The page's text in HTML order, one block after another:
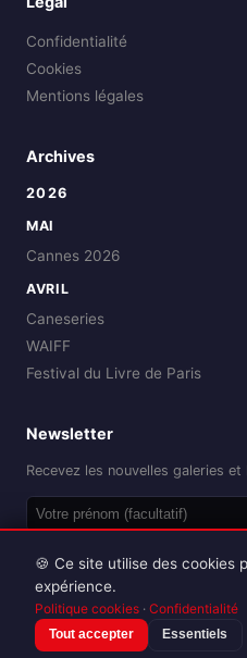
Confidentialité
Cookies
Mentions légales
Archives
2026
MAI
Cannes 2026
AVRIL
Caneseries
WAIFF
Festival du Livre de Paris
Newsletter
Recevez les nouvelles galeries
Reproduction
🍪 Ce site utilise des cookies
expérience.
Politique cookies · Confidentialité
Tout accepter Essentiels